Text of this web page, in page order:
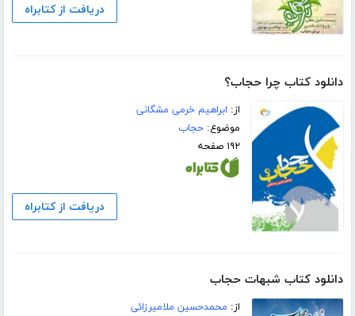
دریافت از کتابراه
دانلود کتاب چرا حجاب؟
از: ابراهیم خرمی مشگانی
موضوع:حجاب
۱۹۲ صفحه
دریافت از کتابراه
دانلود کتاب شبهات حجاب
از: محمدحسین ملامیرزائی